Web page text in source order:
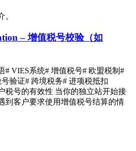
。
– 增值税号校验（如
# VIES系统# 增值税号# 欧盟税制 #
号验证# 跨境税务# 进项税抵扣
税号的有效性 当你的独立站开始接
到客户要求使用增值税号结算的情